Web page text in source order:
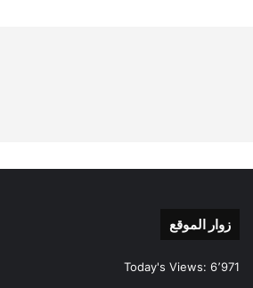
زوار الموقع
Today's Views: 6٬971